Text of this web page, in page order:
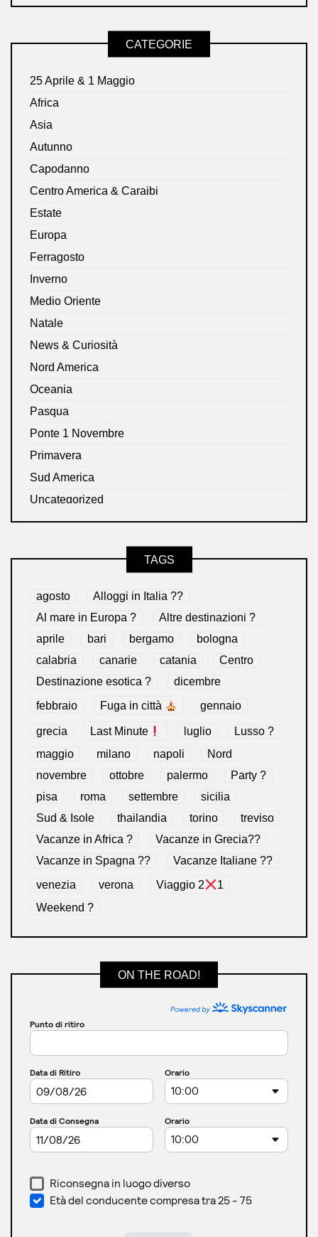
CATEGORIE
25 Aprile & 1 Maggio
Africa
Asia
Autunno
Capodanno
Centro America & Caraibi
Estate
Europa
Ferragosto
Inverno
Medio Oriente
Natale
News & Curiosità
Nord America
Oceania
Pasqua
Ponte 1 Novembre
Primavera
Sud America
Uncategorized
TAGS
agosto
Alloggi in Italia ??
Al mare in Europa ?️
Altre destinazioni ?
aprile
bari bergamo
bologna
calabria
canarie catania
Centro
Destinazione esotica ?
dicembre
febbraio Fuga in città gennaio
grecia Last Minute luglio
Lusso ?
maggio
milano napoli
Nord
novembre
ottobre palermo
Party ?
pisa
roma settembre
sicilia
Sud & Isole
thailandia torino
treviso
Vacanze in Africa ?
Vacanze in Grecia??
Vacanze in Spagna ??
Vacanze Italiane ??
venezia verona Viaggio 2
1
Weekend ?
ON THE ROAD!